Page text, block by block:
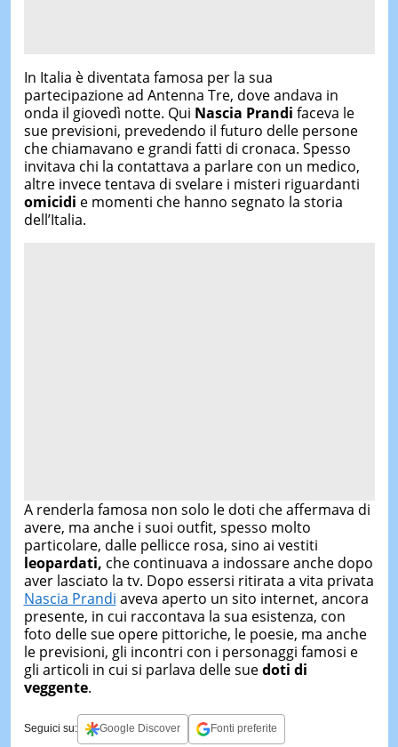
In Italia è diventata famosa per la sua
partecipazione ad Antenna Tre, dove andava in
onda il giovedì notte. Qui Nascia Prandi faceva le
sue previsioni, prevedendo il futuro delle persone
che chiamavano e grandi fatti di cronaca. Spesso
invitava chi la contattava a parlare con un medico,
altre invece tentava di svelare i misteri riguardanti
omicidi e momenti che hanno segnato la storia
dell’Italia.
A renderla famosa non solo le doti che affermava di
avere, ma anche i suoi outfit, spesso molto
particolare, dalle pellicce rosa, sino ai vestiti
leopardati, che continuava a indossare anche dopo
aver lasciato la tv. Dopo essersi ritirata a vita privata
Nascia Prandi aveva aperto un sito internet, ancora
presente, in cui raccontava la sua esistenza, con
foto delle sue opere pittoriche, le poesie, ma anche
le previsioni, gli incontri con i personaggi famosi e
gli articoli in cui si parlava delle suedoti di
veggente.
Seguici su: Google Discover Fonti preferite